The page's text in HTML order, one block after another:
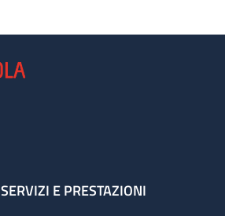
SERVIZI E PRESTAZIONI